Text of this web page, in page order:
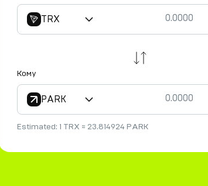
TRX
Кому
PARK
Estimated: 1 TRX ≈ 23.814924 PARK